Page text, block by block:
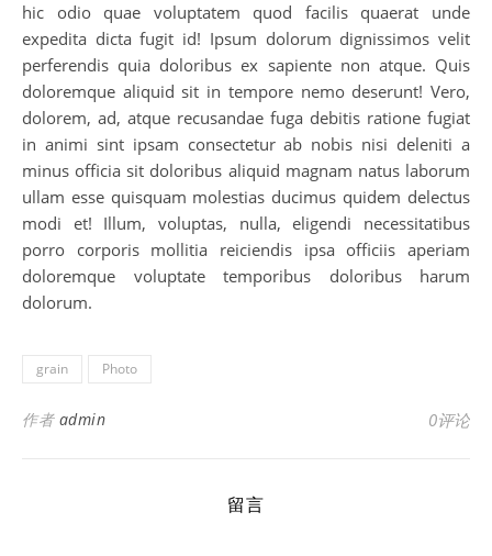
hic odio quae voluptatem quod facilis quaerat unde
expedita dicta fugit id! Ipsum dolorum dignissimos velit
perferendis quia doloribus ex sapiente non atque. Quis
doloremque aliquid sit in tempore nemo deserunt! Vero,
dolorem, ad, atque recusandae fuga debitis ratione fugiat
in animi sint ipsam consectetur ab nobis nisi deleniti a
minus officia sit doloribus aliquid magnam natus laborum
ullam esse quisquam molestias ducimus quidem delectus
modi et! Illum, voluptas, nulla, eligendi necessitatibus
porro corporis mollitia reiciendis ipsa officiis aperiam
doloremque voluptate temporibus doloribus harum
dolorum.
grain Photo
作者 admin 0评论
留言